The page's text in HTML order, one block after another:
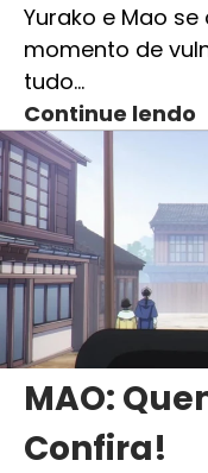
Yurako e Mao
momento de
tudo…
Continue lendo
MAO:
Confira!